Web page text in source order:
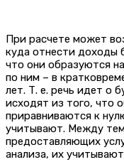
При расчете может
куда отнести доходы
что они образуются
по ним – в
лет. Т. е. речь идет о
исходят из того, что
приравниваются к
учитывают. Между
предоставляющих
анализа, их